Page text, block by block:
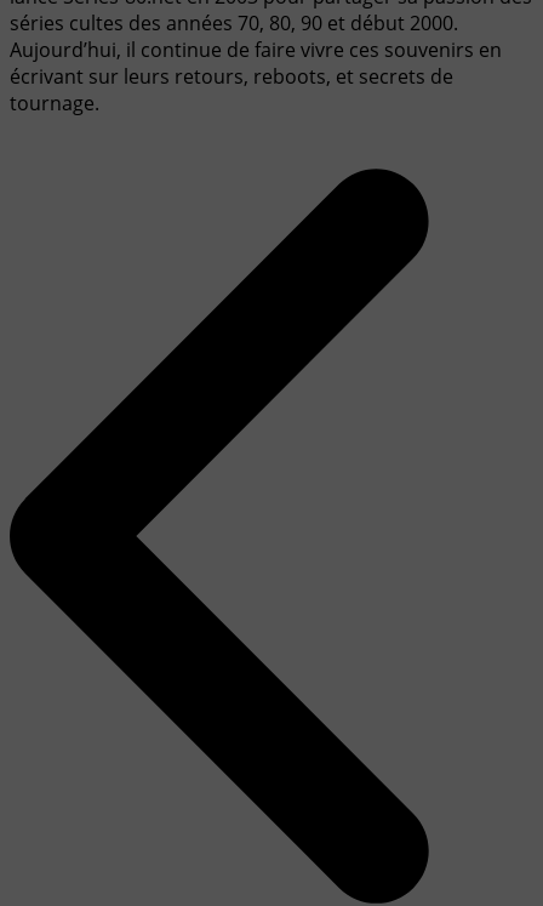
séries cultes des années 70, 80, 90 et début 2000.
Aujourd’hui, il continue de faire vivre ces souvenirs en
écrivant sur leurs retours, reboots, et secrets de
tournage.